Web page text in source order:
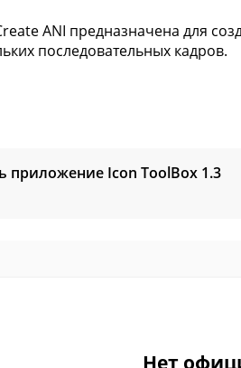
ANI предназначена для
последовательных кадров.
приложение Icon ToolBox 1.3
Нет